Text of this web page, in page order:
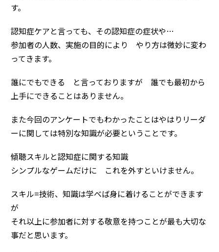
す。
認知症ケアと言っても、その認知症の症状や…
参加者の人数、実施の目的により やり方は微妙に変わ
ってきます。
誰にでもできる と言っておりますが 誰でも最初から
上手にできることはありません。
また今回のアンケートでもわかったことはやはりリーダ
ーに関しては特別な知識が必要ということです。
傾聴スキルと認知症に関する知識
シンプルなゲームだけに これを外すといけません。
スキル=技術、知識は学べば身に着けることができます
が
それ以上に参加者に対する敬意を持つことが最も大切な
事だと思います。